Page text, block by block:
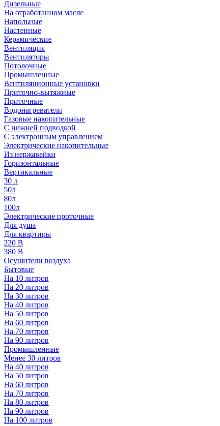
Дизельные
На отработанном масле
Напольные
Настенные
Керамические
Вентиляция
Вентиляторы
Потолочные
Промышленные
Вентиляционные установки
Приточно-вытяжные
Приточные
Водонагреватели
Газовые накопительные
С нижней подводкой
С электронным управлением
Электрические накопительные
Из нержавейки
Горизонтальные
Вертикальные
30 л
50л
80л
100л
Электрические проточные
Для душа
Для квартиры
220 В
380 В
Осушители воздуха
Бытовые
На 10 литров
На 20 литров
На 30 литров
На 40 литров
На 50 литров
На 60 литров
На 70 литров
На 90 литров
Промышленные
Менее 30 литров
На 40 литров
На 50 литров
На 60 литров
На 70 литров
На 80 литров
На 90 литров
На 100 литров